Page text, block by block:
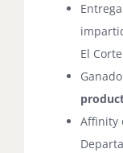
El
Affinity